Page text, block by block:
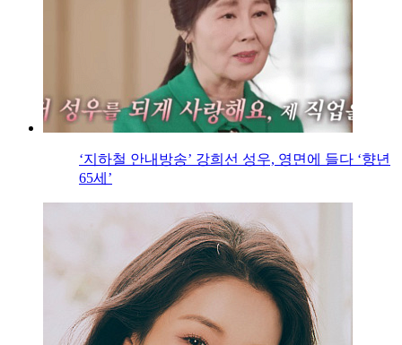
‘지하철 안내방송’ 강희선 성우, 영면에 들다 ‘향년
65세’